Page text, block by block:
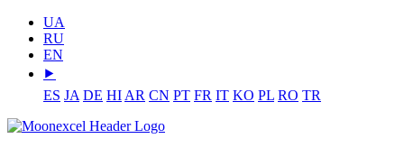
UA
RU
EN
⯈
ES JA DE HI AR CN PT FR IT KO PL RO TR